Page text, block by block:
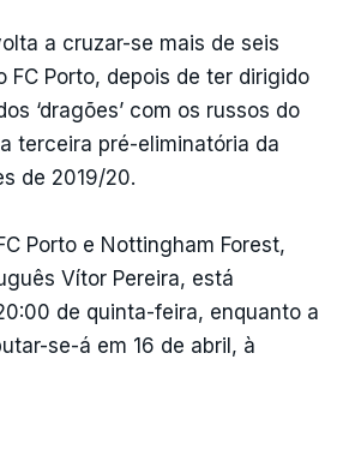
a cruzar-se mais de seis
FC Porto, depois de ter dirigido
‘dragões’ com os russos do
terceira pré-eliminatória da
de 2019/20.
Porto e Nottingham Forest,
Vítor Pereira, está
de quinta-feira, enquanto a
se-á em 16 de abril, à